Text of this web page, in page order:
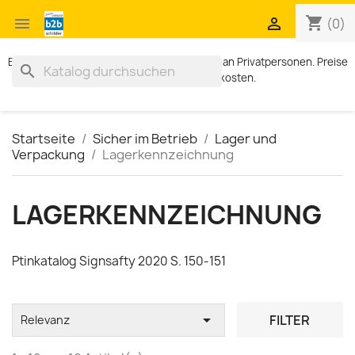
 shopping_cart (0)

Exklusiv für Geschäftskunden. Kein Verkauf an Privatpersonen. Preise
zzgl. MWST und Versandkosten.
search
Startseite Sicher im Betrieb
Lager und
Verpackung
Lagerkennzeichnung
LAGERKENNZEICHNUNG
Ptinkatalog Signsafty 2020 S. 150-151
Relevanz  FILTER